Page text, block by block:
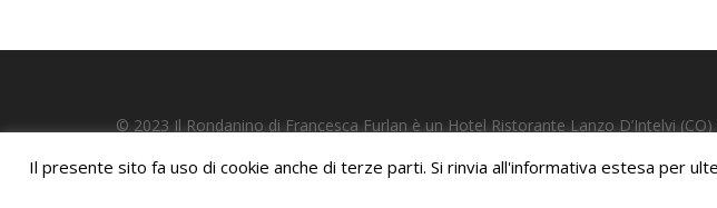
© 2023 Il Rondanino di Francesca Furlan è un Hotel Ristorante Lanzo D’Intelvi
Il presente sito fa uso di cookie anche di terze parti. Si rinvia all'informativa estesa per